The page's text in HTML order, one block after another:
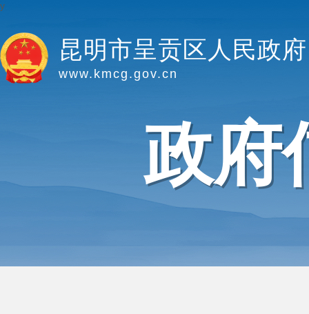
y
昆明市呈贡区人民政府
www.kmcg.gov.cn
政府